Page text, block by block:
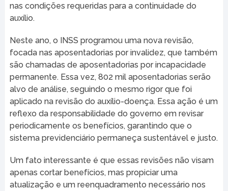
nas condições requeridas para a continuidade do
auxílio.
Neste ano, o INSS programou uma nova revisão,
focada nas aposentadorias por invalidez, que também
são chamadas de aposentadorias por incapacidade
permanente. Essa vez, 802 mil aposentadorias serão
alvo de análise, seguindo o mesmo rigor que foi
aplicado na revisão do auxílio-doença. Essa ação é um
reflexo da responsabilidade do governo em revisar
periodicamente os benefícios, garantindo que o
sistema previdenciário permaneça sustentável e justo.
Um fato interessante é que essas revisões não visam
apenas cortar benefícios, mas propiciar uma
atualização e um reenquadramento necessário nos